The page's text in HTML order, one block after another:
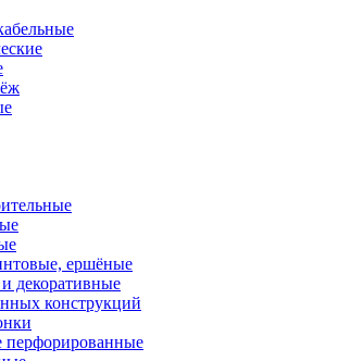
ершёные
декоративные
конструкций
перфорированные